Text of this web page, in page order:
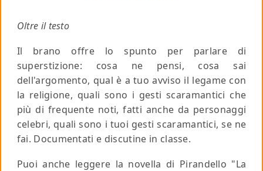
Oltre il testo
Il brano offre lo spunto per parlare di
superstizione: cosa ne pensi, cosa sai
dell'argomento, qual è a tuo avviso il legame con
la religione, quali sono i gesti scaramantici che
più di frequente noti, fatti anche da personaggi
celebri, quali sono i tuoi gesti scaramantici, se ne
fai. Documentati e discutine in classe.
Puoi anche leggere la novella di Pirandello "La